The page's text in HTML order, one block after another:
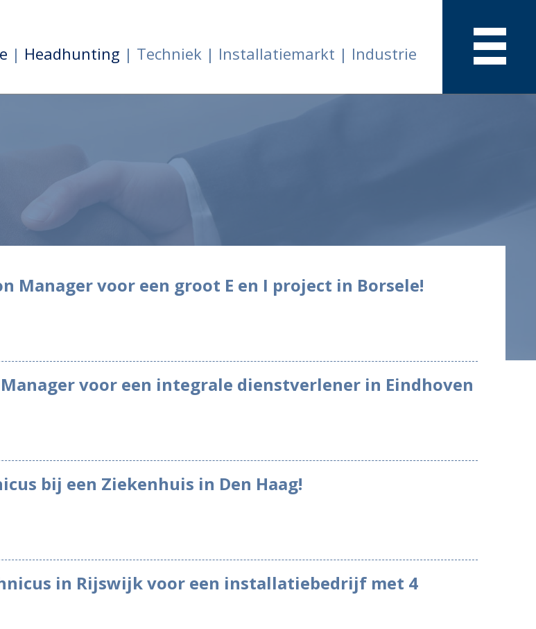
| Headhunting | Techniek | Installatiemarkt | Industrie
Manager voor een groot E en I project in Borsele!
voor een integrale dienstverlener in Eindhoven
bij een Ziekenhuis in Den Haag!
in Rijswijk voor een installatiebedrijf met 4